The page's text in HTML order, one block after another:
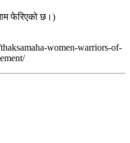
फेरिएको छ।)
women-warriors-of-